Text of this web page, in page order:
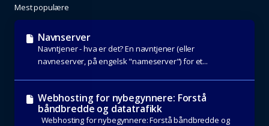
Mest populære
Navnserver
Navntjener - hva er det? En navntjener (eller
navneserver, på engelsk "nameserver") for et...
Webhosting for nybegynnere: Forstå
båndbredde og datatrafikk
Webhosting for nybegynnere: Forstå båndbredde og